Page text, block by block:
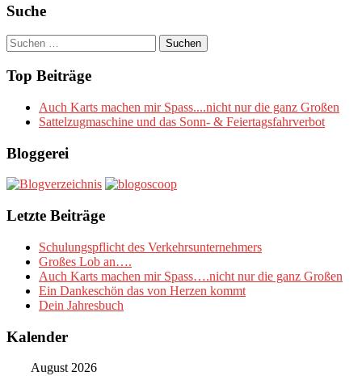
Suche
Suchen
nach:
Top Beiträge
Auch Karts machen mir Spass....nicht nur die ganz Großen
Sattelzugmaschine und das Sonn- & Feiertagsfahrverbot
Bloggerei
Letzte Beiträge
Schulungspflicht des Verkehrsunternehmers
Großes Lob an….
Auch Karts machen mir Spass….nicht nur die ganz Großen
Ein Dankeschön das von Herzen kommt
Dein Jahresbuch
Kalender
August 2026